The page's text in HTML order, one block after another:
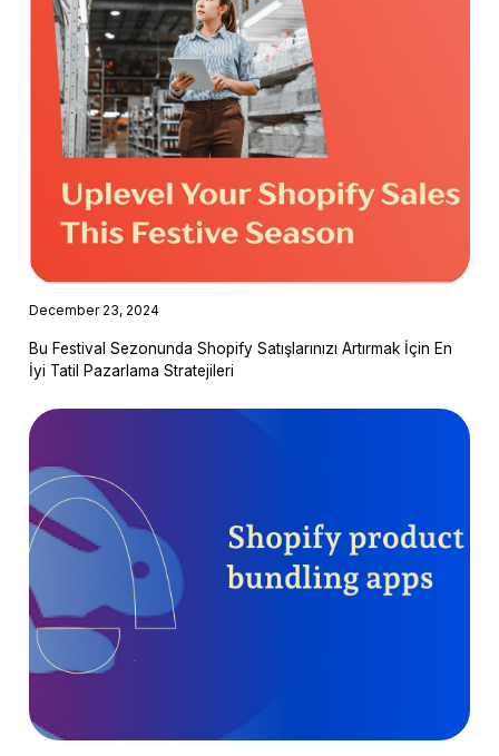
December 23, 2024
Bu Festival Sezonunda Shopify Satışlarınızı Artırmak İçin En
İyi Tatil Pazarlama Stratejileri